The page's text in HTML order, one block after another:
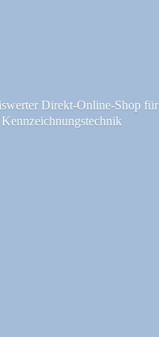
Direkt-Online-Shop für
Kennzeichnungstechnik